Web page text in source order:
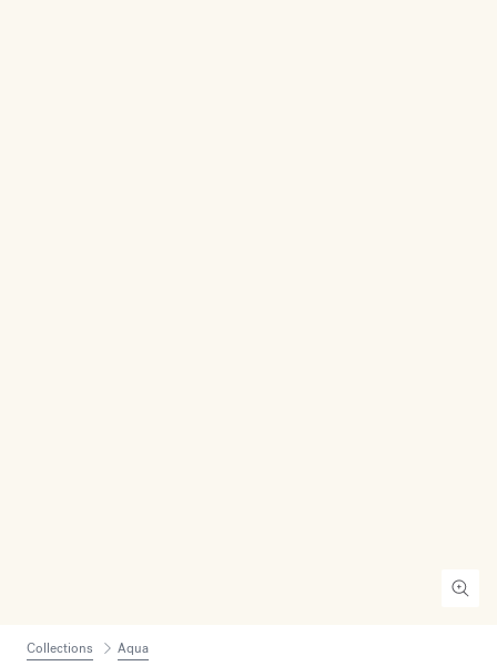
Collections Aqua